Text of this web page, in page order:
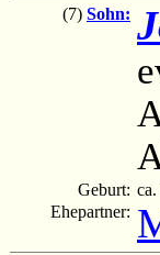
(7) Sohn:
Geburt:
Ehepartner: